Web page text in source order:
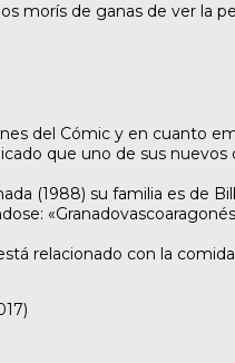
morís de ganas de ver la
del Cómic y en cuanto
que uno de sus
(1988) su familia es de
«
relacionado con la